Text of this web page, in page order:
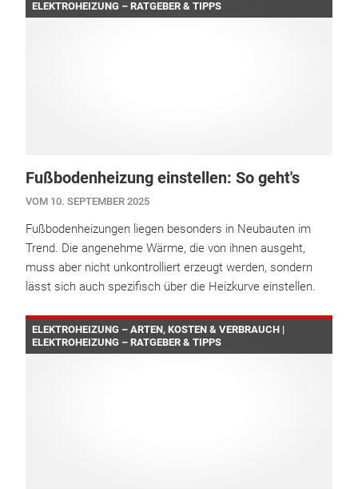
ELEKTROHEIZUNG – RATGEBER & TIPPS
Fußbodenheizung einstellen: So geht's
VOM 10. SEPTEMBER 2025
Fußbodenheizungen liegen besonders in Neubauten im
Trend. Die angenehme Wärme, die von ihnen ausgeht,
muss aber nicht unkontrolliert erzeugt werden, sondern
lässt sich auch spezifisch über die Heizkurve einstellen.
ELEKTROHEIZUNG – ARTEN, KOSTEN & VERBRAUCH |
ELEKTROHEIZUNG – RATGEBER & TIPPS